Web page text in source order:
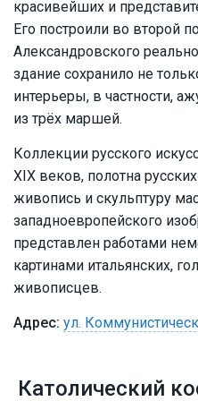
красивейших и
Его построили во второй
Александровского
здание сохранило не
интерьеры, в частности,
из трёх маршей.
Коллекции русского
XIX веков, полотна
живопись и скульптуру
западноевропейского
представлен работами
картинами итальянских,
живописцев.
ул.
Католический